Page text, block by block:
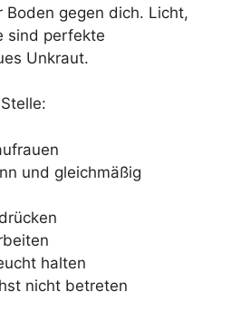
gegen dich. Licht,
sind perfekte
Unkraut.
und gleichmäßig
halten
nicht betreten